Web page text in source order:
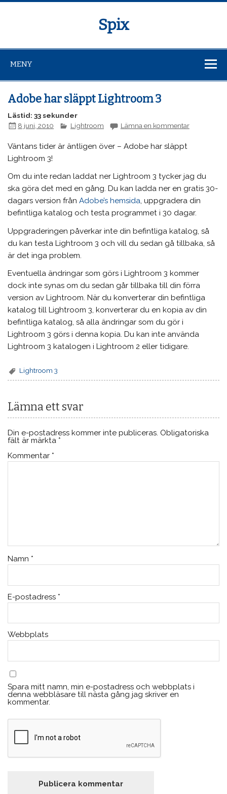
Spix
MENY
Adobe har släppt Lightroom 3
Lästid: 33 sekunder
8 juni, 2010
Lightroom Lämna en kommentar
Väntans tider är äntligen över – Adobe har släppt
Lightroom 3!
Om du inte redan laddat ner Lightroom 3 tycker jag du
ska göra det med en gång. Du kan ladda ner en gratis 30-
dagars version från Adobe’s hemsida, uppgradera din
befintliga katalog och testa programmet i 30 dagar.
Uppgraderingen påverkar inte din befintliga katalog, så
du kan testa Lightroom 3 och vill du sedan gå tillbaka, så
är det inga problem.
Eventuella ändringar som görs i Lightroom 3 kommer
dock inte synas om du sedan går tillbaka till din förra
version av Lightroom. När du konverterar din befintliga
katalog till Lightroom 3, konverterar du en kopia av din
befintliga katalog, så alla ändringar som du gör i
Lightroom 3 görs i denna kopia. Du kan inte använda
Lightroom 3 katalogen i Lightroom 2 eller tidigare.
Lightroom 3
Lämna ett svar
Din e-postadress kommer inte publiceras. Obligatoriska
fält är märkta *
Kommentar *
Namn *
E-postadress *
Webbplats
Spara mitt namn, min e-postadress och webbplats i
denna webbläsare till nästa gång jag skriver en
kommentar.